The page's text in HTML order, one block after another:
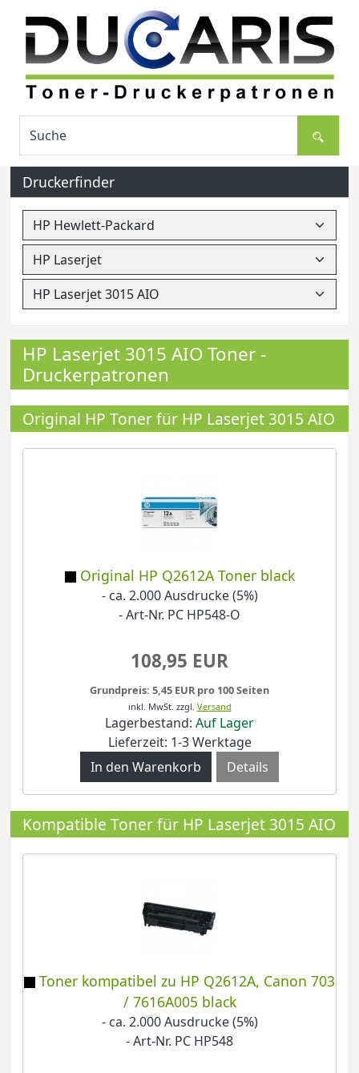
Druckerfinder
HP Laserjet 3015 AIO Toner -
Druckerpatronen
Original HP Toner für HP Laserjet 3015 AIO
Original HP Q2612A Toner black
- ca. 2.000 Ausdrucke (5%)
- Art-Nr. PC HP548-O
108,95 EUR
Grundpreis: 5,45 EUR pro 100 Seiten
inkl. MwSt. zzgl. Versand
Lagerbestand: Auf Lager
Lieferzeit: 1-3 Werktage
Details
Kompatible Toner für HP Laserjet 3015 AIO
Toner kompatibel zu HP Q2612A, Canon 703
/ 7616A005 black
- ca. 2.000 Ausdrucke (5%)
- Art-Nr. PC HP548